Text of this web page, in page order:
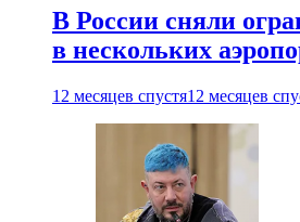
В России сняли
в нескольких
12 месяцев спустя12 месяцев